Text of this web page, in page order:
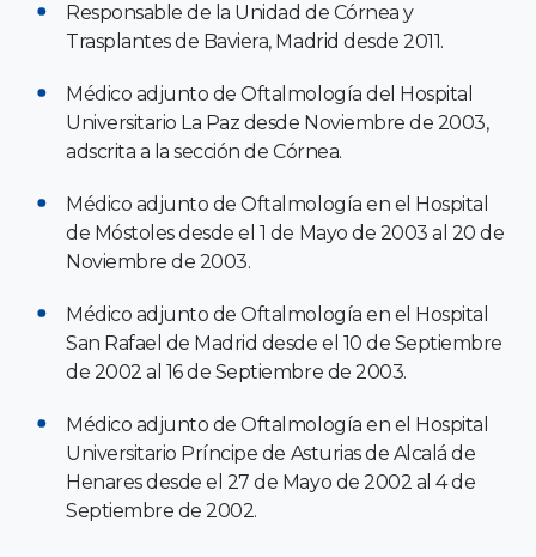
Responsable de la Unidad de Córnea y
Trasplantes de Baviera, Madrid desde 2011.
Médico adjunto de Oftalmología del Hospital
Universitario La Paz desde Noviembre de 2003,
adscrita a la sección de Córnea.
Médico adjunto de Oftalmología en el Hospital
de Móstoles desde el 1 de Mayo de 2003 al 20 de
Noviembre de 2003.
Médico adjunto de Oftalmología en el Hospital
San Rafael de Madrid desde el 10 de Septiembre
de 2002 al 16 de Septiembre de 2003.
Médico adjunto de Oftalmología en el Hospital
Universitario Príncipe de Asturias de Alcalá de
Henares desde el 27 de Mayo de 2002 al 4 de
Septiembre de 2002.